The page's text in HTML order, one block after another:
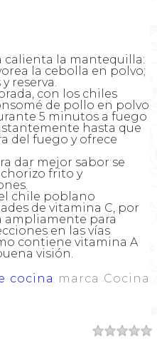
calienta la mantequilla:
la cebolla en polvo;
reserva.
con los chiles
de pollo en polvo
5 minutos a fuego
hasta que
del fuego y ofrece
dar mejor sabor se
frito y
chile poblano
de vitamina C, por
ampliamente para
en las vías
contiene vitamina A
visión.
cocina marca Cocina